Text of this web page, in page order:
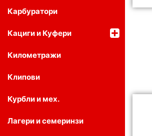
Карбуратори
Кациги и Куфери
Километражи
Клипови
Курбли и мех.
Лагери и семеринзи